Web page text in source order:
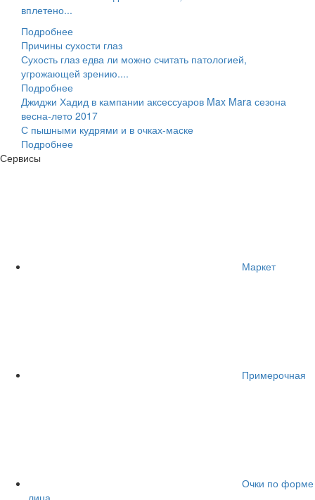
вплетено...
Подробнее
Причины сухости глаз
Сухость глаз едва ли можно считать патологией,
угрожающей зрению....
Подробнее
Джиджи Хадид в кампании аксессуаров Max Mara сезона
весна-лето 2017
С пышными кудрями и в очках-маске
Подробнее
Сервисы
Маркет
Примерочная
Очки по форме